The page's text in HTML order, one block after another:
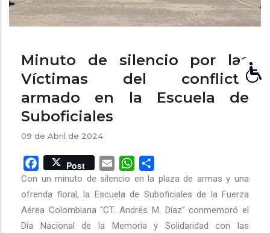
Minuto de silencio por las
Víctimas del conflicto
armado en la Escuela de
Suboficiales
09 de Abril de 2024
Facebook
Post Email WhatsApp
Con un minuto de silencio en la plaza de armas y una
ofrenda floral, la Escuela de Suboficiales de la Fuerza
Aérea Colombiana “CT. Andrés M. Díaz” conmemoró el
Día Nacional de la Memoria y Solidaridad con las